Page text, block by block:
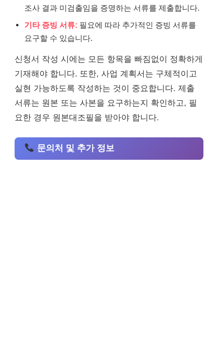
조사 결과 미검출임을 증명하는 서류를 제출합니다.
기타 증빙 서류: 필요에 따라 추가적인 증빙 서류를
요구할 수 있습니다.
신청서 작성 시에는 모든 항목을 빠짐없이 정확하게
기재해야 합니다. 또한, 사업 계획서는 구체적이고
실현 가능하도록 작성하는 것이 중요합니다. 제출
서류는 원본 또는 사본을 요구하는지 확인하고, 필
요한 경우 원본대조필을 받아야 합니다.
문의처 및 추가 정보